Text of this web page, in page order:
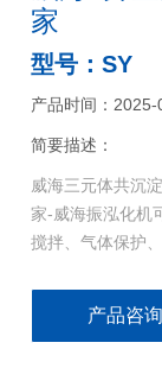
家
型号：SY
产品时间：2025-
简要描述：
威海三元体共沉
家-威海振泓化机
搅拌、气体保护
产品咨询